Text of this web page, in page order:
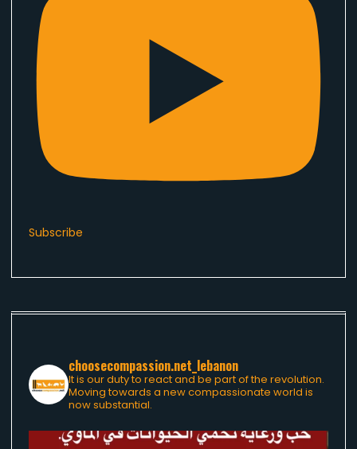
Subscribe
choosecompassion.net_lebanon
It is our duty to react and be part of the revolution.
Moving towards a new compassionate world is
now substantial.